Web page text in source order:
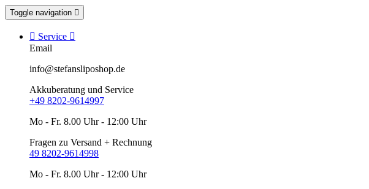
Toggle navigation 
 Service 
Email
info@stefansliposhop.de
Akkuberatung und Service
+49 8202-9614997
Mo - Fr. 8.00 Uhr - 12:00 Uhr
Fragen zu Versand + Rechnung
49 8202-9614998
Mo - Fr. 8.00 Uhr - 12:00 Uhr